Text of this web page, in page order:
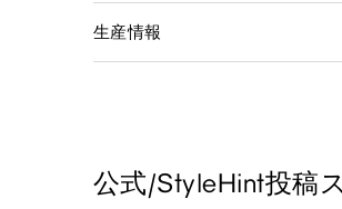
生産情報
公式/StyleHint投稿